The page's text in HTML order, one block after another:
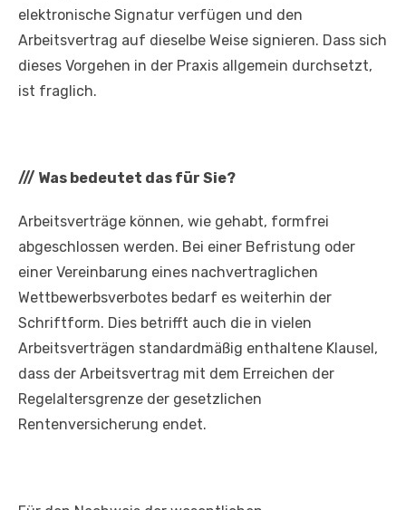
elektronische Signatur verfügen und den
Arbeitsvertrag auf dieselbe Weise signieren. Dass sich
dieses Vorgehen in der Praxis allgemein durchsetzt,
ist fraglich.
/// Was bedeutet das für Sie?
Arbeitsverträge können, wie gehabt, formfrei
abgeschlossen werden. Bei einer Befristung oder
einer Vereinbarung eines nachvertraglichen
Wettbewerbsverbotes bedarf es weiterhin der
Schriftform. Dies betrifft auch die in vielen
Arbeitsverträgen standardmäßig enthaltene Klausel,
dass der Arbeitsvertrag mit dem Erreichen der
Regelaltersgrenze der gesetzlichen
Rentenversicherung endet.